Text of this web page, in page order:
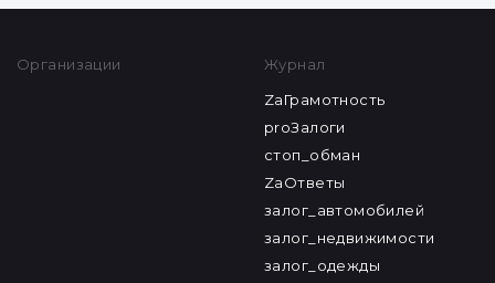
Организации
Журнал
ZaГрамотность
proЗалоги
стоп_обман
ZaОтветы
залог_автомобилей
залог_недвижимости
залог_одежды